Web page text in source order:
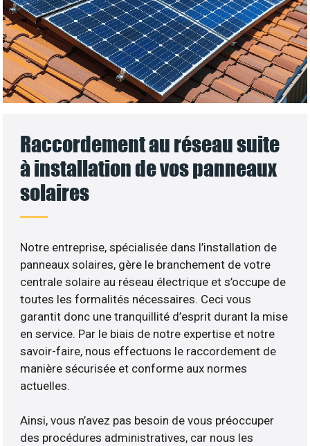
Raccordement au réseau suite
à installation de vos panneaux
solaires
Notre entreprise, spécialisée dans l’installation de
panneaux solaires, gère le branchement de votre
centrale solaire au réseau électrique et s’occupe de
toutes les formalités nécessaires. Ceci vous
garantit donc une tranquillité d’esprit durant la mise
en service. Par le biais de notre expertise et notre
savoir-faire, nous effectuons le raccordement de
manière sécurisée et conforme aux normes
actuelles.
Ainsi, vous n’avez pas besoin de vous préoccuper
des procédures administratives, car nous les